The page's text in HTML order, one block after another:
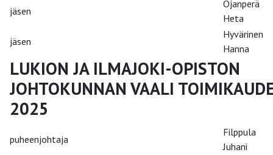
jäsen
Ojanperä
Heta
jäsen
Hyvärinen
Hanna
LUKION JA ILMAJOKI-OPISTON
JOHTOKUNNAN VAALI
2025
puheenjohtaja
Filppula
Juhani